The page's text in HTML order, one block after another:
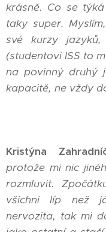
krásně. Co se
taky super.
své kurzy
(studentovi ISS to
na povinný druhý
kapacitě, ne vždy
Kristýna
protože mi nic
rozmluvit.
všichni líp než
nervozita, tak mi